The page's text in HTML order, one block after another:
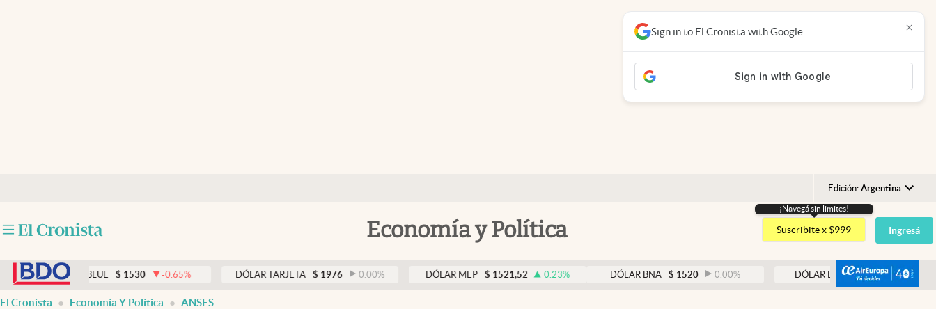
Edición: Argentina
Argentina
España
México
USA
Economía y Política
Otras secciones
¡Navegá sin limites!
Suscribite x $999 Ingresá
DÓLAR BLUE
1530 -0.65 % DÓLAR TARJETA $ 1976 0.00% DÓLAR MEP $ 1521,52 0.23% DÓLAR BNA $ 1520 0.00% DÓLAR BLUE $ 1530 -0.65%
Sign in to El Cronista with Google ×
El Cronista Economía Y Política ANSES